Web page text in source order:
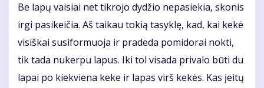
Be la­pų vai­siai net tik­ro­jo dy­džio ne­pa­sie­kia, sko­nis
ir­gi pa­si­kei­čia. Aš tai­kau to­kią ta­syk­lę, kad, kai ke­kė
visiškai su­si­for­muo­ja ir pra­de­da po­mi­do­rai nok­ti,
tik ta­da nu­ker­pu la­pus. Iki tol vi­sa­da pri­va­lo bū­ti du
la­pai po kiek­vie­na ke­ke ir la­pas virš ke­kės. Kas įei­tų